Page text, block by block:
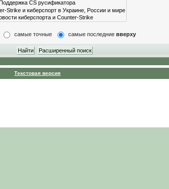
самые точные самые последние вверху
Текстовая версия